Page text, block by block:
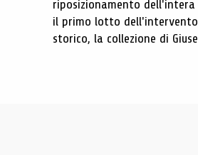
riposizionamento
il primo lotto
storico, la collezione di